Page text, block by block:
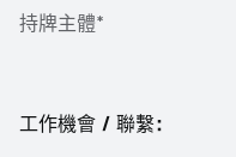
持牌主體*
工作機會 / 聯繫：